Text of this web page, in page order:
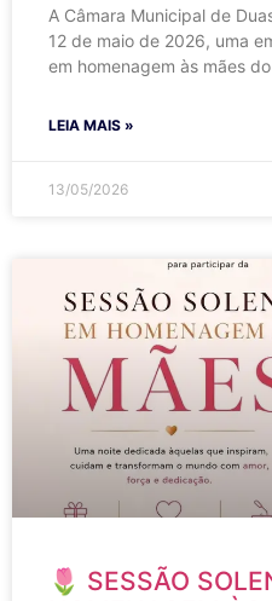
A Câmara Municipal de
12 de maio de 2026, uma
em homenagem às mães
LEIA MAIS »
13/05/2026
🌷 SESSÃO